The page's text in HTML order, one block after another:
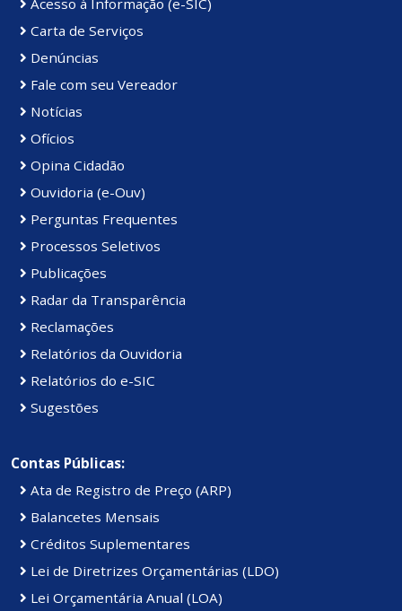
Carta de Serviços
Denúncias
Fale com seu Vereador
Notícias
Ofícios
Opina Cidadão
Ouvidoria (e-Ouv)
Perguntas Frequentes
Processos Seletivos
Publicações
Radar da Transparência
Reclamações
Relatórios da Ouvidoria
Relatórios do e-SIC
Sugestões
Contas Públicas:
Ata de Registro de Preço (ARP)
Balancetes Mensais
Créditos Suplementares
Lei de Diretrizes Orçamentárias (LDO)
Lei Orçamentária Anual (LOA)